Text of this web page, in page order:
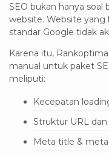
SEO bukan hanya soal
website. Website yang
standar Google tidak
Karena itu,
manual untuk paket
meliputi:
Kecepatan
Struktur URL
Meta title &